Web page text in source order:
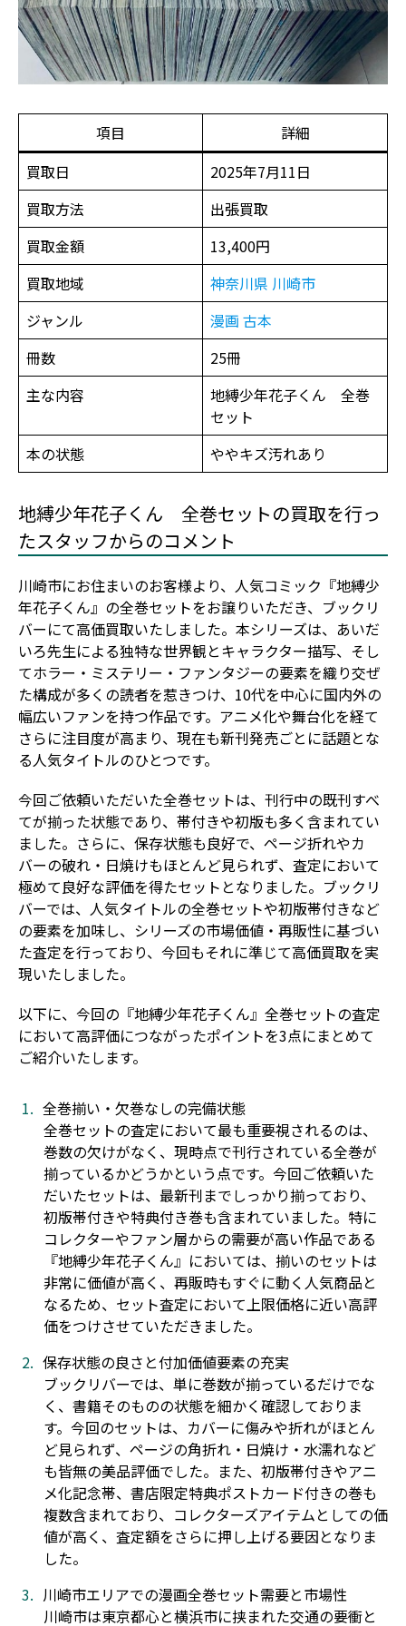
項目
詳細
買取日
2025年7月11日
買取方法
出張買取
買取金額
13,400円
買取地域
神奈川県 川崎市
ジャンル
漫画 古本
冊数
25冊
主な内容
地縛少年花子くん 全巻
セット
本の状態
ややキズ汚れあり
地縛少年花子くん 全巻セットの買取を行っ
たスタッフからのコメント
川崎市にお住まいのお客様より、人気コミック『地縛少
年花子くん』の全巻セットをお譲りいただき、ブックリ
バーにて高価買取いたしました。本シリーズは、あいだ
いろ先生による独特な世界観とキャラクター描写、そし
てホラー・ミステリー・ファンタジーの要素を織り交ぜ
た構成が多くの読者を惹きつけ、10代を中心に国内外の
幅広いファンを持つ作品です。アニメ化や舞台化を経て
さらに注目度が高まり、現在も新刊発売ごとに話題とな
る人気タイトルのひとつです。
今回ご依頼いただいた全巻セットは、刊行中の既刊すべ
てが揃った状態であり、帯付きや初版も多く含まれてい
ました。さらに、保存状態も良好で、ページ折れやカ
バーの破れ・日焼けもほとんど見られず、査定において
極めて良好な評価を得たセットとなりました。ブックリ
バーでは、人気タイトルの全巻セットや初版帯付きなど
の要素を加味し、シリーズの市場価値・再販性に基づい
た査定を行っており、今回もそれに準じて高価買取を実
現いたしました。
以下に、今回の『地縛少年花子くん』全巻セットの査定
において高評価につながったポイントを3点にまとめて
ご紹介いたします。
全巻揃い・欠巻なしの完備状態
全巻セットの査定において最も重要視されるのは、
巻数の欠けがなく、現時点で刊行されている全巻が
揃っているかどうかという点です。今回ご依頼いた
だいたセットは、最新刊までしっかり揃っており、
初版帯付きや特典付き巻も含まれていました。特に
コレクターやファン層からの需要が高い作品である
『地縛少年花子くん』においては、揃いのセットは
非常に価値が高く、再販時もすぐに動く人気商品と
なるため、セット査定において上限価格に近い高評
価をつけさせていただきました。
保存状態の良さと付加価値要素の充実
ブックリバーでは、単に巻数が揃っているだけでな
く、書籍そのものの状態を細かく確認しておりま
す。今回のセットは、カバーに傷みや折れがほとん
ど見られず、ページの角折れ・日焼け・水濡れなど
も皆無の美品評価でした。また、初版帯付きやアニ
メ化記念帯、書店限定特典ポストカード付きの巻も
複数含まれており、コレクターズアイテムとしての価
値が高く、査定額をさらに押し上げる要因となりま
した。
川崎市エリアでの漫画全巻セット需要と市場性
川崎市は東京都心と横浜市に挟まれた交通の要衝と